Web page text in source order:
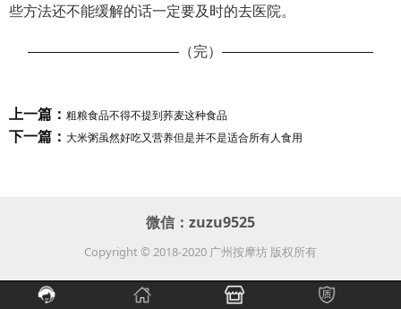
些方法还不能缓解的话一定要及时的去医院。
（完）
上一篇： 粗粮食品不得不提到荞麦这种食品
下一篇： 大米粥虽然好吃又营养但是并不是适合所有人食用
微信： zuzu9525
Copyright © 2018-2020 广州按摩坊 版权所有